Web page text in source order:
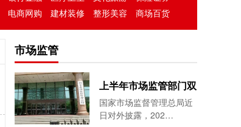
电商网购 建材装修 整形美容 商场百货
市场监管
上半年市场监管部门双
国家市场监督管理总局近
日对外披露，202…